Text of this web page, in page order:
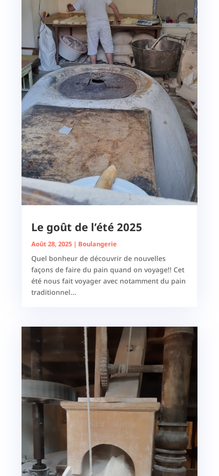
Le goût de l’été 2025
Août 28, 2025| Boulangerie
Quel bonheur de découvrir de nouvelles
façons de faire du pain quand on voyage!! Cet
été nous fait voyager avec notamment du pain
traditionnel...